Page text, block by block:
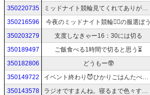
350220735
ミッドナイト競輪見てくれてありがとう❤️
350216596
今夜のミッドナイト競輪🚴‍♀️の服選ぼう
350203279
支度しなきゃー16：30には切る
350189497
ご飯食べる1時間で切ると思う⏳
350182806
どうもー🥸
350149722
イベント終わり😈ひかりごはんたべる！リナコはミッドナイト競輪出てるよ
350143578
ラジオですまんね。寝るまで色々するからダラダラ話そ